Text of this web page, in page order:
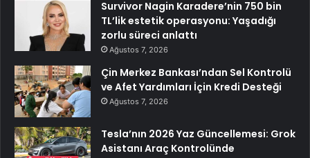
Survivor Nagin Karadere’nin 750 bin
TL’lik estetik operasyonu: Yaşadığı
zorlu süreci anlattı
Ağustos 7, 2026
Çin Merkez Bankası’ndan Sel Kontrolü
ve Afet Yardımları İçin Kredi Desteği
Ağustos 7, 2026
Tesla’nın 2026 Yaz Güncellemesi: Grok
Asistanı Araç Kontrolünde